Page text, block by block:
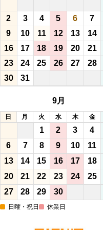
2
3 4 5 6 7
9
10 11 12 13 14
16
17 18 19 20 21
23
24 25 26 27 28
30
31
9月
日 月 火 水 木 金
1 2 3 4
6
7 8 9 10 11
13
14 15 16 17 18
20
21 22 23 24 25
27
28 29 30
日曜・祝日 休業日